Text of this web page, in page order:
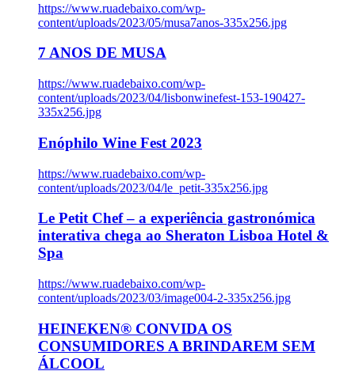
https://www.ruadebaixo.com/wp-
content/uploads/2023/05/musa7anos-335x256.jpg
7 ANOS DE MUSA
https://www.ruadebaixo.com/wp-
content/uploads/2023/04/lisbonwinefest-153-190427-
335x256.jpg
Enóphilo Wine Fest 2023
https://www.ruadebaixo.com/wp-
content/uploads/2023/04/le_petit-335x256.jpg
Le Petit Chef – a experiência gastronómica
interativa chega ao Sheraton Lisboa Hotel &
Spa
https://www.ruadebaixo.com/wp-
content/uploads/2023/03/image004-2-335x256.jpg
HEINEKEN® CONVIDA OS
CONSUMIDORES A BRINDAREM SEM
ÁLCOOL